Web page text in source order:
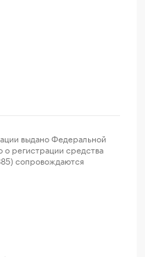
выдано Федеральной
регистрации средства
сопровождаются